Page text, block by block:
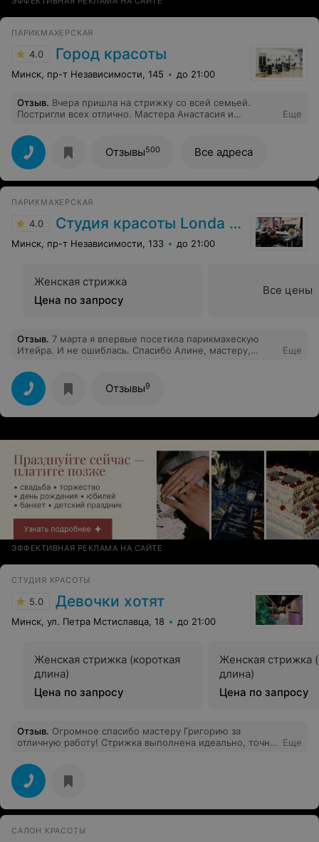
ПАРИКМАХЕРСКАЯ
4.0 Город красоты
Минск, пр-т Независимости, 145 до 21:00
Отзыв. Вчера пришла на стрижку со всей семьей.
Постригли всех отлично. Мастера Анастасия и
Будем ходить сюда!
Еще
Отзывы500 Все адреса
ПАРИКМАХЕРСКАЯ
4.0 Студия красоты Londa (Лонда)
Минск, пр-т Независимости, 133 до 21:00
Женская стрижка
Цена по запросу
Все цены
Отзыв. 7 марта я впервые посетила парикмахескую
Итейра. И не ошиблась. Спасибо Алине, мастеру,
качественную помощь в работе, вы молодцы, приду к
вам через три недели, девчонки. Удачи вам! Спасибо!
Еще
Отзывы9
ЭФФЕКТИВНАЯ РЕКЛАМА НА САЙТЕ
СТУДИЯ КРАСОТЫ
5.0 Девочки хотят
Минск, ул. Петра Мстиславца, 18 до 21:00
Женская стрижка (короткая
длина)
Цена по запросу
Женская стрижка
длина)
Цена по запросу
Отзыв. Огромное спасибо мастеру Григорию за
отличную работу! Стрижка выполнена идеально, точно
лица. Чувствую себя обновленной и стильной. Очень
внимательный и аккуратный!
Еще
САЛОН КРАСОТЫ